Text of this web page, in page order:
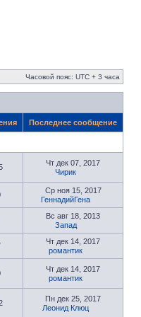
Часовой пояс: UTC + 3 часа
Последнее сообщение
Чт дек 07, 2017
Чирик
Ср ноя 15, 2017
ГеннадийГена
Вс авг 18, 2013
Запад
Чт дек 14, 2017
романтик
Чт дек 14, 2017
романтик
Пн дек 25, 2017
Леонид Клюц